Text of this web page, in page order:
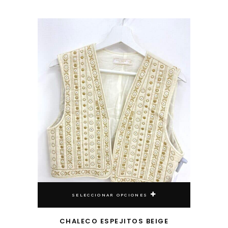
SELECCIONAR OPCIONES
CHALECO ESPEJITOS BEIGE